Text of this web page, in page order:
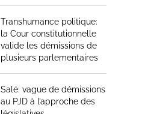
Transhumance politique:
la Cour constitutionnelle
valide les démissions de
plusieurs parlementaires
Salé: vague de démissions
au PJD à l’approche des